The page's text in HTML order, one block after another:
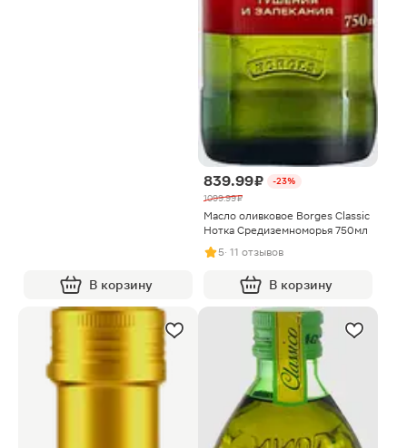
В корзину
839.99 ₽
-23%
1099.99 ₽
Масло оливковое Borges Classic
Нотка Средиземноморья 750мл
5· 11 отзывов
В корзину